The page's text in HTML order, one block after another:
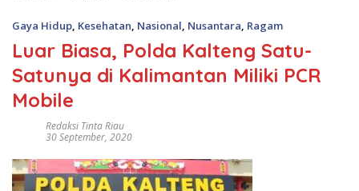
Gaya Hidup Kesehatan Nasional Nusantara Ragam
Luar Biasa, Polda Kalteng Satu-
Satunya di Kalimantan Miliki PCR
Mobile
Redaksi Tinta Riau
30 September, 2020